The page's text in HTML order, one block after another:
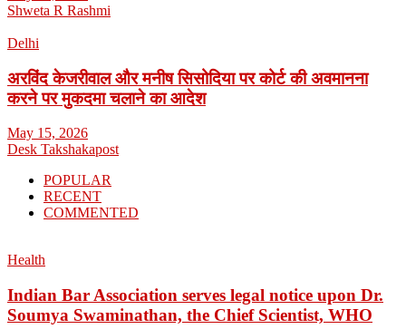
Shweta R Rashmi
Delhi
अरविंद केजरीवाल और मनीष सिसोदिया पर कोर्ट की अवमानना
करने पर मुकदमा चलाने का आदेश
May 15, 2026
Desk Takshakapost
POPULAR
RECENT
COMMENTED
Health
Indian Bar Association serves legal notice upon Dr.
Soumya Swaminathan, the Chief Scientist, WHO